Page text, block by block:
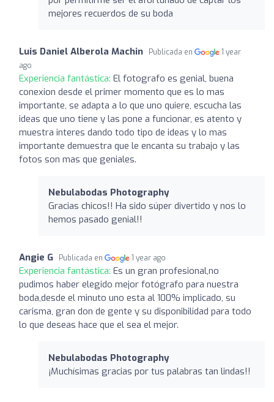
mejores recuerdos de su boda
Luis Daniel Alberola Machin Publicada en
1 year
ago
Experiencia fantástica: El fotografo es genial, buena
conexion desde el primer momento que es lo mas
importante, se adapta a lo que uno quiere, escucha las
ideas que uno tiene y las pone a funcionar, es atento y
muestra interes dando todo tipo de ideas y lo mas
importante demuestra que le encanta su trabajo y las
fotos son mas que geniales.
Nebulabodas Photography
Gracias chicos!! Ha sido súper divertido y nos lo
hemos pasado genial!!
Angie G Publicada en 1 year ago
Experiencia fantástica: Es un gran profesional,no
pudimos haber elegido mejor fotógrafo para nuestra
boda,desde el minuto uno esta al 100% implicado, su
carisma, gran don de gente y su disponibilidad para todo
lo que deseas hace que el sea el mejor.
Nebulabodas Photography
¡Muchísimas gracias por tus palabras tan lindas!!